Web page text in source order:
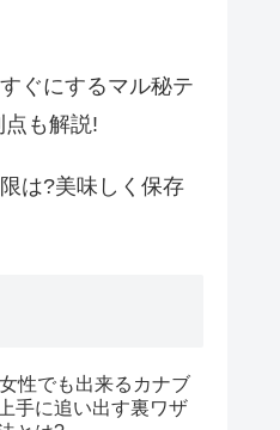
ぐにするマル秘テ
点も解説!
は?美味しく保存
性でも出来るカナブ
手に追い出す裏ワザ